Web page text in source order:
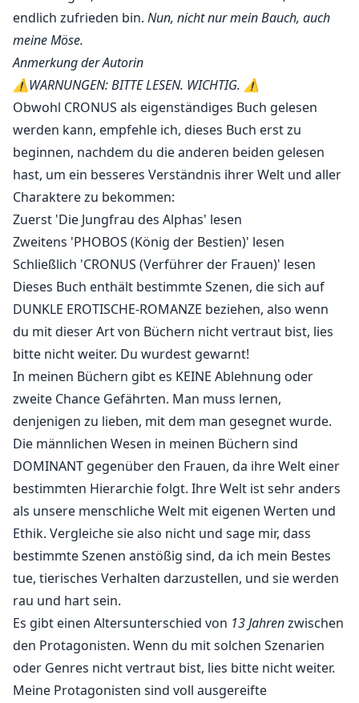
endlich zufrieden bin. Nun, nicht nur mein Bauch, auch
meine Möse.
Anmerkung der Autorin
⚠️WARNUNGEN: BITTE LESEN. WICHTIG. ⚠️
Obwohl CRONUS als eigenständiges Buch gelesen
werden kann, empfehle ich, dieses Buch erst zu
beginnen, nachdem du die anderen beiden gelesen
hast, um ein besseres Verständnis ihrer Welt und aller
Charaktere zu bekommen:
Zuerst 'Die Jungfrau des Alphas' lesen
Zweitens 'PHOBOS (König der Bestien)' lesen
Schließlich 'CRONUS (Verführer der Frauen)' lesen
Dieses Buch enthält bestimmte Szenen, die sich auf
DUNKLE EROTISCHE-ROMANZE beziehen, also wenn
du mit dieser Art von Büchern nicht vertraut bist, lies
bitte nicht weiter. Du wurdest gewarnt!
In meinen Büchern gibt es KEINE Ablehnung oder
zweite Chance Gefährten. Man muss lernen,
denjenigen zu lieben, mit dem man gesegnet wurde.
Die männlichen Wesen in meinen Büchern sind
DOMINANT gegenüber den Frauen, da ihre Welt einer
bestimmten Hierarchie folgt. Ihre Welt ist sehr anders
als unsere menschliche Welt mit eigenen Werten und
Ethik. Vergleiche sie also nicht und sage mir, dass
bestimmte Szenen anstößig sind, da ich mein Bestes
tue, tierisches Verhalten darzustellen, und sie werden
rau und hart sein.
Es gibt einen Altersunterschied von 13 Jahrenzwischen
den Protagonisten. Wenn du mit solchen Szenarien
oder Genres nicht vertraut bist, lies bitte nicht weiter.
Meine Protagonisten sind voll ausgereifte